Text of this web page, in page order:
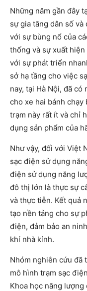
Những năm gần đây
sự gia tăng dân số
với sự bùng nổ của
thống và sự xuất
với sự phát triển
sở hạ tầng cho việc
nay, tại Hà Nội, đã
cho xe hai bánh
trạm này rất ít và chỉ
dụng sản phẩm của
Như vậy, đối với Việt
sạc điện sử dụng
điện sử dụng năng
đô thị lớn là thực sự
và thực tiễn. Kết quả
tạo nền tảng cho sự
điện, đảm bảo an
khí nhà kính.
Nhóm nghiên cứu đã
mô hình trạm sạc
Khoa học năng